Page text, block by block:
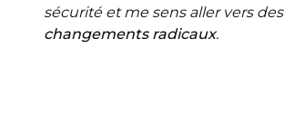
sécurité et me sens aller vers des
changements radicaux.